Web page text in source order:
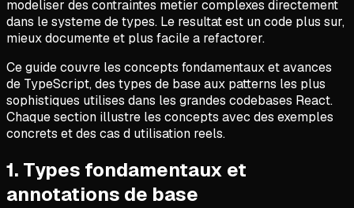
modeliser des contraintes metier complexes directement
dans le systeme de types. Le resultat est un code plus sur,
mieux documente et plus facile a refactorer.
Ce guide couvre les concepts fondamentaux et avances
de TypeScript, des types de base aux patterns les plus
sophistiques utilises dans les grandes codebases React.
Chaque section illustre les concepts avec des exemples
concrets et des cas d utilisation reels.
1. Types fondamentaux et
annotations de base